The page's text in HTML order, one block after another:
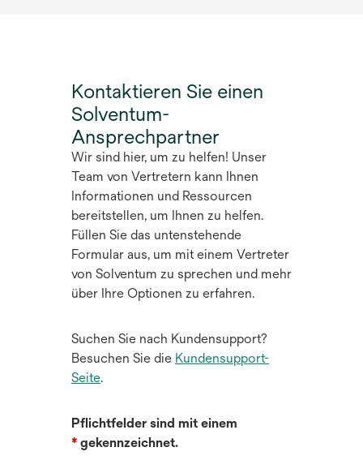
g
t
e
r
k
a
r
t
e
g
ö
f
e
t
u
e
n
R
e
g
i
s
t
e
r
k
r
t
ö
f
e
r
n
e
u
e
n
R
e
g
i
e
r
r
t
Kontaktieren Sie einen
Solventum-
Ansprechpartner
Wir sind hier, um zu helfen! Unser
Team von Vertretern kann Ihnen
Informationen und Ressourcen
bereitstellen, um Ihnen zu helfen.
Füllen Sie das untenstehende
Formular aus, um mit einem Vertreter
von Solventum zu sprechen und mehr
über Ihre Optionen zu erfahren.
Suchen Sie nach Kundensupport?
Besuchen Sie die Kundensupport-
Seite.
Pflichtfelder sind mit einem
*gekennzeichnet.